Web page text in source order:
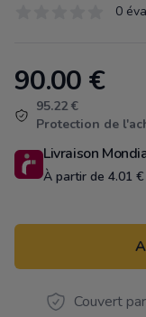
0
Product information
90.00 €
95.22 €
Protection de
Livraison
À partir de 4.01 €
Couvert